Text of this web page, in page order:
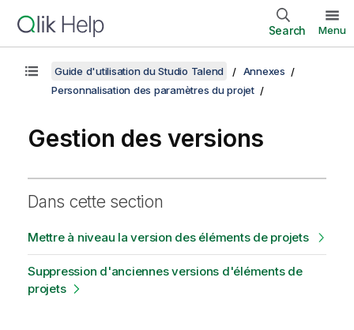
Search Menu
Guide d'utilisation du Studio Talend
Annexes
Personnalisation des paramètres du projet
Gestion des versions
Dans cette section
Mettre à niveau la version des éléments de projets
Suppression d'anciennes versions d'éléments de
projets